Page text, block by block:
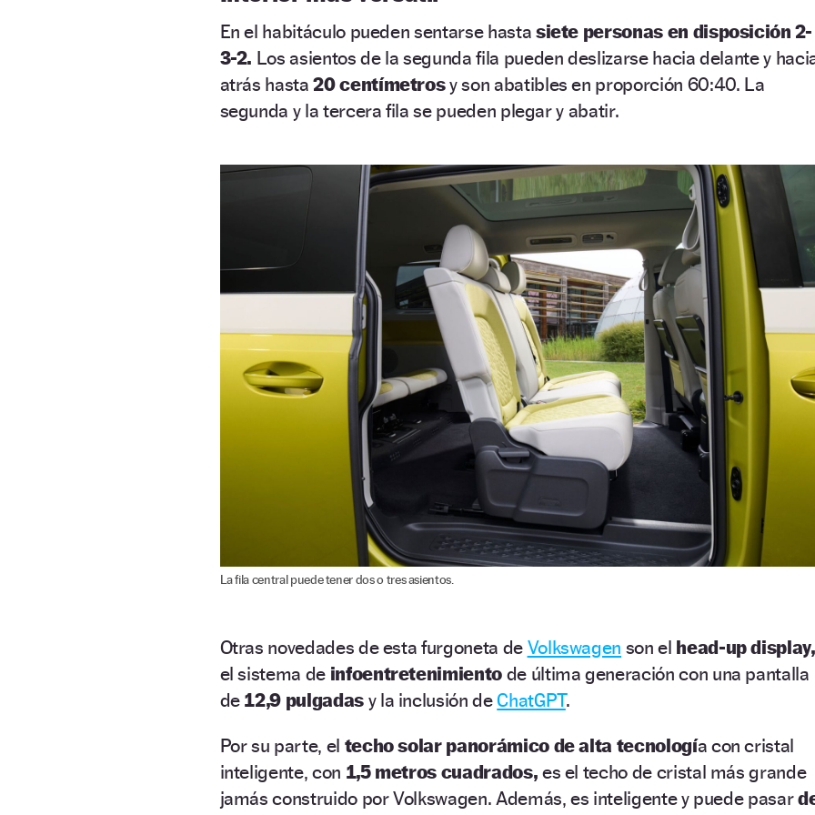
En el habitáculo pueden sentarse hasta siete personas en disposición 2-
3-2. Los asientos de la segunda fila pueden deslizarse hacia delante y
atrás hasta20 centímetrosy son abatibles en proporción 60:40. La
segunda y la tercera fila se pueden plegar y abatir.
La fila central puede tener dos o tres asientos.
Otras novedades de esta furgoneta de Volkswagen son el head-up display,
el sistema de infoentretenimientode última generación con una pantalla
de 12,9 pulgadasy la inclusión deChatGPT.
Por su parte, el techo solar panorámico de alta tecnología con cristal
inteligente, con 1,5 metros cuadrados, es el techo de cristal más grande
jamás construido por Volkswagen. Además, es inteligente y puede pasar